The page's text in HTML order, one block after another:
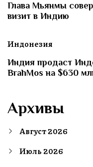
Глава Мьянмы
визит в Индию
Индонезия
Индия продаст
BrahMos на $630
Архивы
Август 2026
Июль 2026